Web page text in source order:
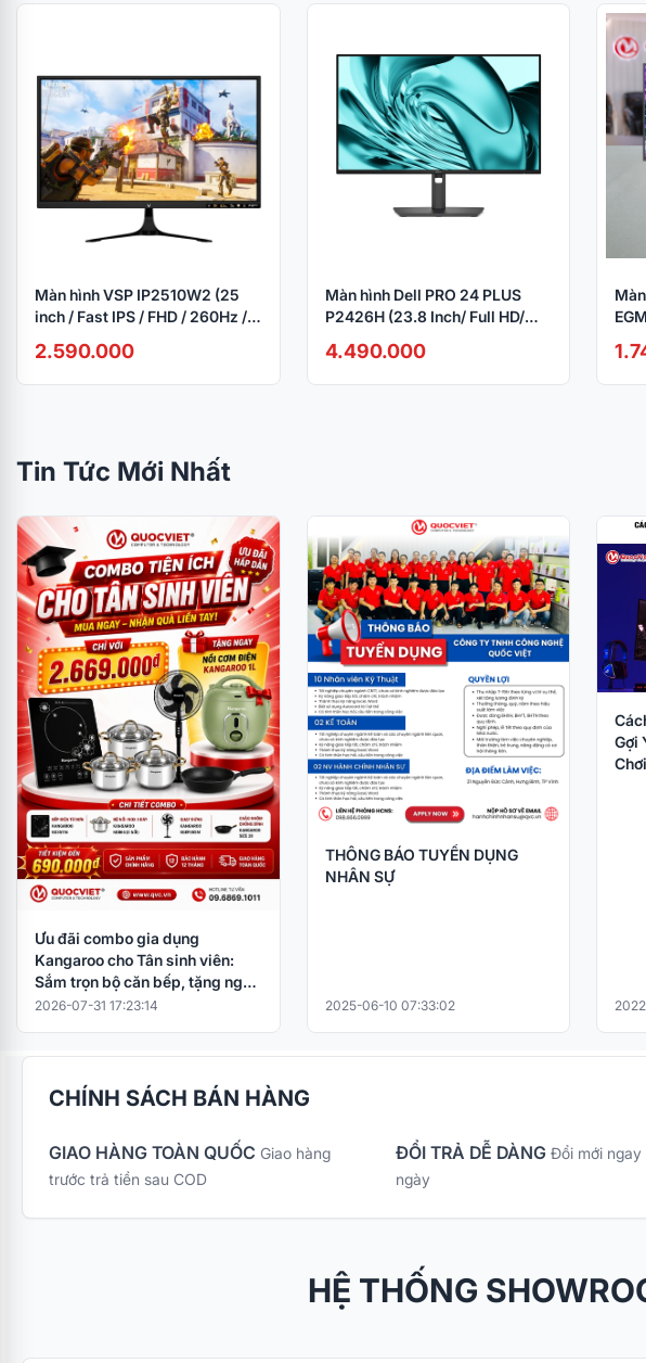
Màn hình VSP IP2510W2 (25
inch / Fast IPS / FHD / 260Hz /
2.590.000
Màn hình Dell PRO 24 PLUS
P2426H (23.8 Inch/ Full HD/
4.490.000
Tin Tức Mới Nhất
Ưu đãi combo gia dụng
Kangaroo cho Tân sinh viên:
Sắm trọn bộ căn bếp, tặng ngay
nồi cơm điện
2026-07-31 17:23:14
THÔNG BÁO TUYỂN DỤNG
NHÂN SỰ
2025-06-10 07:33:02
Gợi
CHÍNH SÁCH BÁN HÀNG
GIAO HÀNG TOÀN QUỐC Giao hàng
trước trả tiền sau COD
ĐỔI TRẢ DỄ DÀNG Đổi mới ngay
ngày
HỆ THỐNG